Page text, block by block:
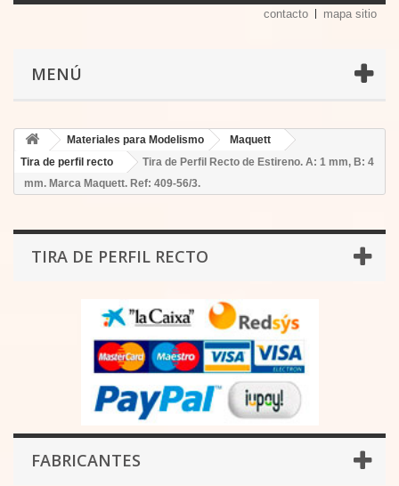
contacto mapa sitio
MENÚ
Materiales para Modelismo
Maquett
Tira de perfil recto
Tira de Perfil Recto de Estireno. A: 1 mm, B: 4
mm. Marca Maquett. Ref: 409-56/3.
TIRA DE PERFIL RECTO
FABRICANTES